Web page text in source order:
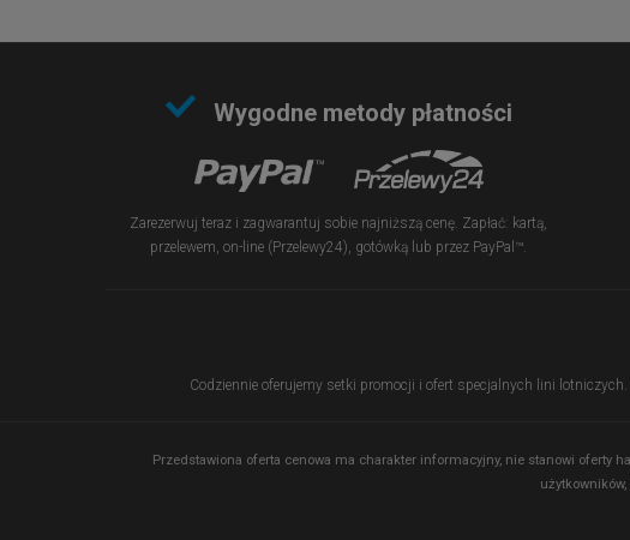
Wygodne metody płatności
Zarezerwuj teraz i zagwarantuj sobie najniższą cenę. Zapłać: kartą,
przelewem, on-line (Przelewy24), gotówką lub przez PayPal™.
Codziennie oferujemy setki promocji i ofert specjalnych lini
Przedstawiona oferta cenowa ma charakter informacyjny, nie stanowi oferty